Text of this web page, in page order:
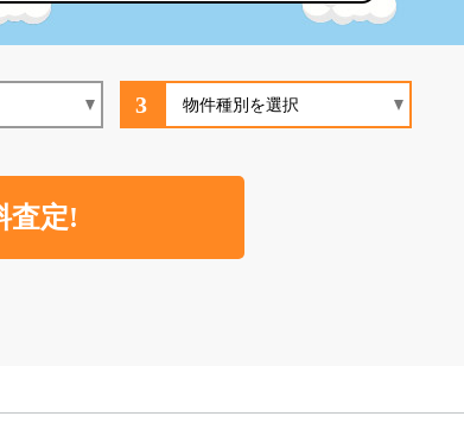
3